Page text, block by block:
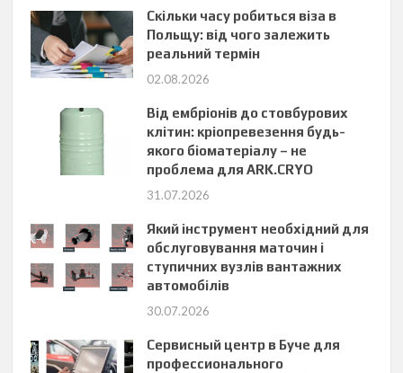
Скільки часу робиться віза в
Польщу: від чого залежить
реальний термін
02.08.2026
Від ембріонів до стовбурових
клітин: кріопревезення будь-
якого біоматеріалу – не
проблема для ARK.CRYO
31.07.2026
Який інструмент необхідний для
обслуговування маточин і
ступичних вузлів вантажних
автомобілів
30.07.2026
Сервисный центр в Буче для
профессионального